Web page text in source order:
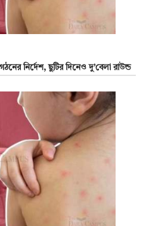
নির্দেশ, ছুটির দিনেও দু’বেলা রাউন্ড